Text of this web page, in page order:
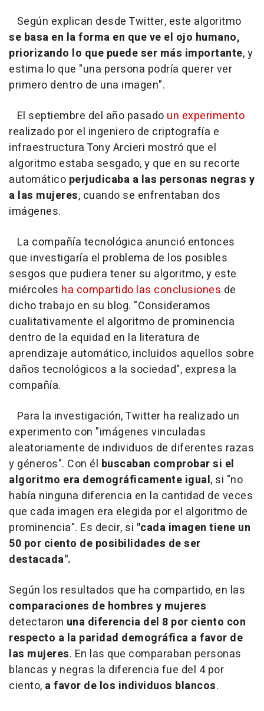
Según explican desde Twitter, este algoritmo
se basa en la forma en que ve el ojo humano,
priorizando lo que puede ser más importante, y
estima lo que "una persona podría querer ver
primero dentro de una imagen".
El septiembre del año pasado un experimento
realizado por el ingeniero de criptografía e
infraestructura Tony Arcieri mostró que el
algoritmo estaba sesgado, y que en su recorte
automático perjudicaba a las personas negras y
a las mujeres, cuando se enfrentaban dos
imágenes.
La compañía tecnológica anunció entonces
que investigaría el problema de los posibles
sesgos que pudiera tener su algoritmo, y este
miércoles ha compartido las conclusiones de
dicho trabajo en su blog. "Consideramos
cualitativamente el algoritmo de prominencia
dentro de la equidad en la literatura de
aprendizaje automático, incluidos aquellos sobre
daños tecnológicos a la sociedad", expresa la
compañía.
Para la investigación, Twitter ha realizado un
experimento con "imágenes vinculadas
aleatoriamente de individuos de diferentes razas
y géneros". Con él buscaban comprobar si el
algoritmo era demográficamente igual, si "no
había ninguna diferencia en la cantidad de veces
que cada imagen era elegida por el algoritmo de
prominencia". Es decir, si "cada imagen tiene un
50 por ciento de posibilidades de ser
destacada".
Según los resultados que ha compartido, en las
comparaciones de hombres y mujeres
detectaron una diferencia del 8 por ciento con
respecto a la paridad demográfica a favor de
las mujeres. En las que comparaban personas
blancas y negras la diferencia fue del 4 por
ciento, a favor de los individuos blancos.